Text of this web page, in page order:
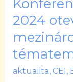
2024
aktualita, CEI ,
Equal
Day
2024
otevírá